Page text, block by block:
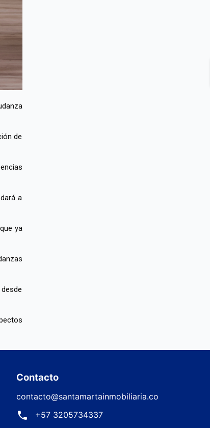
de
a
ya
Contacto
contacto@santamartainmobiliaria.co
+57 3205734337